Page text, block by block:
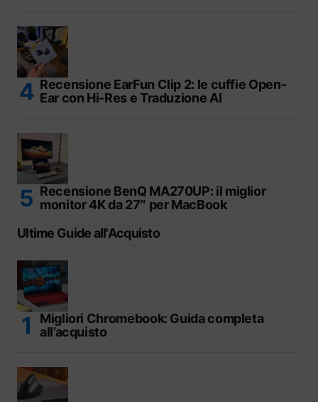
Recensione EarFun Clip 2: le cuffie Open-
Ear con Hi-Res e Traduzione AI
Recensione BenQ MA270UP: il miglior
monitor 4K da 27″ per MacBook
Ultime Guide all'Acquisto
Migliori Chromebook: Guida completa
all’acquisto